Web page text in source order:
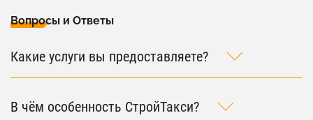
Вопросы и Ответы
Какие услуги вы предоставляете?
В чём особенность СтройТакси?